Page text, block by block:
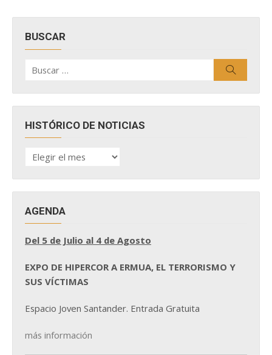
BUSCAR
por:
HISTÓRICO DE NOTICIAS
HISTÓRICO
DE
AGENDA
Del 5 de Julio al 4 de Agosto
EXPO DE HIPERCOR A ERMUA, EL TERRORISMO Y
SUS VÍCTIMAS
Espacio Joven Santander. Entrada Gratuita
más información